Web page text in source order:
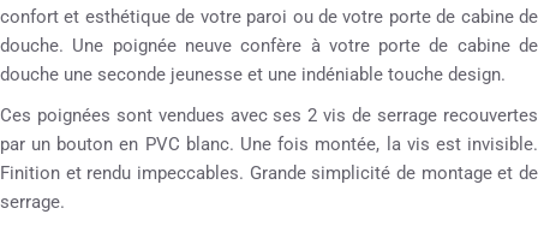
confort et esthétique de votre paroi ou de votre porte de cabine de
douche. Une poignée neuve confère à votre porte de cabine de
douche une seconde jeunesse et une indéniable touche design.
Ces poignées sont vendues avec ses 2 vis de serrage recouvertes
par un bouton en PVC blanc. Une fois montée, la vis est invisible.
Finition et rendu impeccables. Grande simplicité de montage et de
serrage.